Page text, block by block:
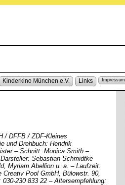
Kinderkino München e.V. Links Impressum
/ DFFB / ZDF-Kleines
und Drehbuch: Hendrik
– Schnitt: Monica Smith –
Sebastian Schmidtke
Myriam Abellion u. a. – Laufzeit:
Pool GmbH, Bülowstr. 90,
230 833 22 – Altersempfehlung: